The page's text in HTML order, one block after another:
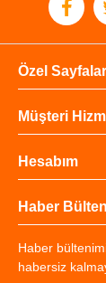
Özel Sayfalar
Müşteri
Hesabım
Haber
Haber
habersiz